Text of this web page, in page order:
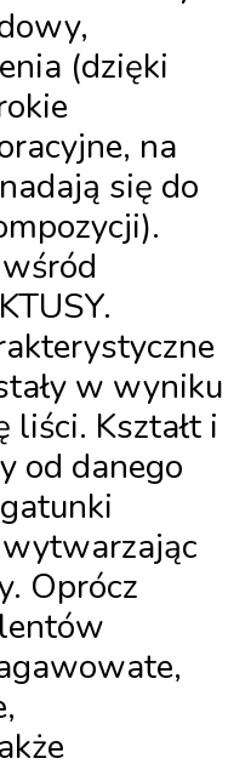
(dzięki
na
się do
w wyniku
liści. Kształt i
od danego
Oprócz